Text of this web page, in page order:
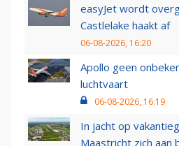
easyJet wordt
Castlelake haakt af
06-08-2026, 16:20
Apollo geen
luchtvaart
06-08-2026, 16:19
In jacht op
Maastricht zich aan